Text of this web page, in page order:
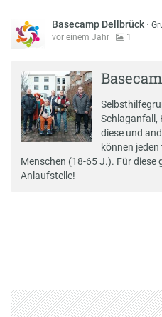
Basecamp Dellbrück ·
vor einem Jahr
1
Schlaganfall,
diese und
können
Menschen (18-65 J.). Für diese
Anlaufstelle!